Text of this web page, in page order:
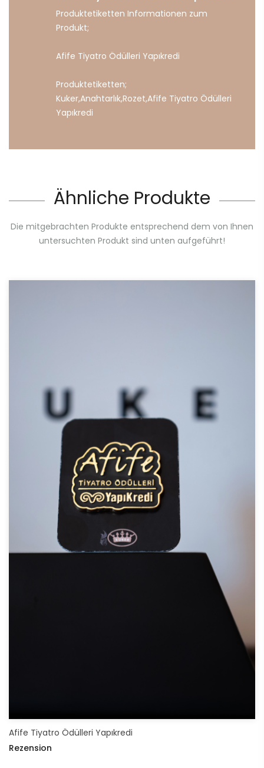
Produktetiketten Informationen zum
Produkt;
Afife Tiyatro Ödülleri Yapıkredi
Produktetiketten;
Kuker,Anahtarlık,Rozet,Afife Tiyatro Ödülleri
Yapıkredi
Ähnliche Produkte
Die mitgebrachten Produkte entsprechend dem von Ihnen
untersuchten Produkt sind unten aufgeführt!
Afife Tiyatro Ödülleri Yapıkredi
Rezension